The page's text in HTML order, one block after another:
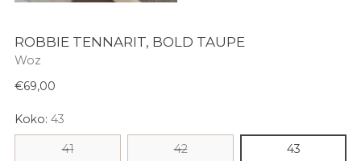
ROBBIE TENNARIT, BOLD TAUPE
Woz
Normaali
€69,00
Koko: 43
41 42 43